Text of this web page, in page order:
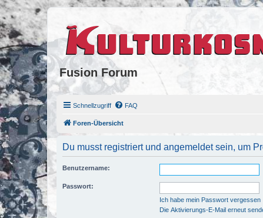
Fusion Forum
Schnellzugriff FAQ
Foren-Übersicht
Du musst registriert und angemeldet sein, um
Benutzername:
Passwort:
Ich habe mein Passwort vergessen
Die Aktivierungs-E-Mail erneut